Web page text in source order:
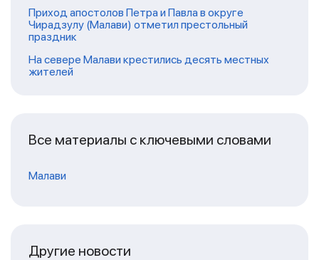
Приход апостолов Петра и Павла в округе
Чирадзулу (Малави) отметил престольный
праздник
На севере Малави крестились десять местных
жителей
Все материалы с ключевыми словами
Малави
Другие новости